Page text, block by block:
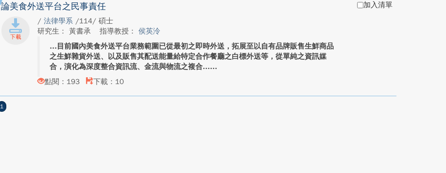
論美食外送平台之民事責任
/ 法律學系 /114/ 碩士
研究生： 黃書承
指導教授： 侯英泠
目前國內美食外送平台業務範圍已從最初之即時外送，拓展至以自有品牌販售生鮮商品
之生鮮雜貨外送、以及販售其配送能量給特定合作餐廳之白標外送等，從單純之資訊媒
合，演化為深度整合資訊流、金流與物流之複合...
點閱：193
下載：10
加入清單
1